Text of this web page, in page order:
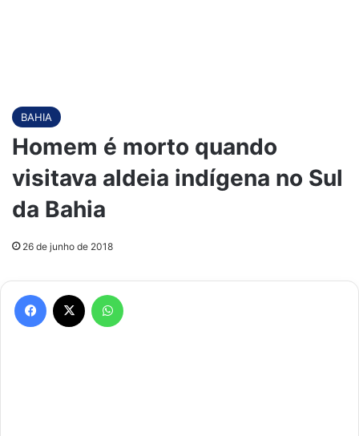
BAHIA
Homem é morto quando
visitava aldeia indígena no Sul
da Bahia
26 de junho de 2018